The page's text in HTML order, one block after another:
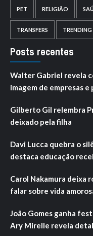
PET RELIGIÃO
TRANSFERS TRENDING
Posts recentes
Walter Gabriel revela
imagem de empresas
Gilberto Gil relembra
deixado pela filha
Davi Lucca quebra o
destaca educação
Carol Nakamura deixa
falar sobre vida
João Gomes ganha
Ary Mirelle revela